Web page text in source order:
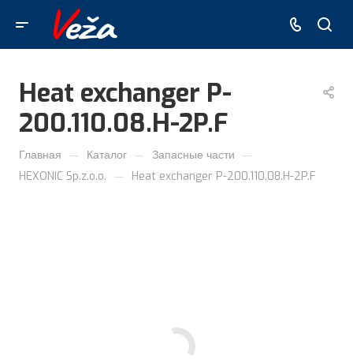
Heat exchanger P-
200.110.08.H-2P.F
Главная — Каталог — Запасные части —
HEXONIC Sp.z.o.o. — Heat exchanger P-200.110.08.H-2P.F